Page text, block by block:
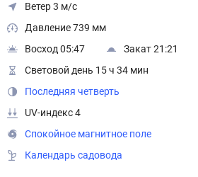
Ветер 3 м/с
Давление 739 мм
Восход 05:47
Закат 21:21
Световой день 15 ч 34 мин
Последняя четверть
UV-индекс 4
Спокойное магнитное поле
Календарь садовода